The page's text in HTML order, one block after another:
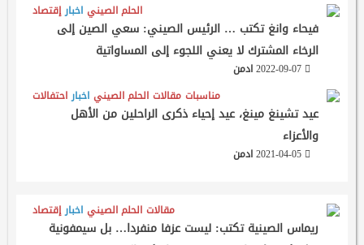
إقتصاد اخبار الحلم الصيني
فيحاء وانغ تكتب … الرئيس الصيني: سعي الصين إلى
الرخاء المشترك لا يعني اللجوء إلى المساواتية
ادمن
احتفالات اخبار الحلم الصيني مقالات مناسبات
عيد تشينغ مينغ، عيد إحياء ذكرى الراحلين من الأهل
والأعزاء
ادمن
إقتصاد اخبار الحلم الصيني مقالات
ريماس الصينية تكتب: ليست عزفا منفردا… بل سيمفونية